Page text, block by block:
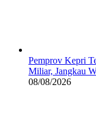
Pemprov Kepri
Miliar, Jangkau
08/08/2026